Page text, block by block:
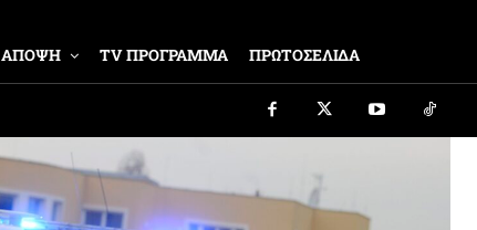
ΑΠΟΨΗ TV ΠΡΟΓΡΑΜΜΑ ΠΡΩΤΟΣΕΛΙΔΑ